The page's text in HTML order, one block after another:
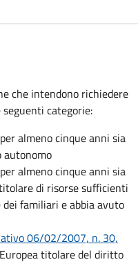
che intendono richiedere
categorie:
almeno cinque anni sia
autonomo
almeno cinque anni sia
di risorse sufficienti
familiari e abbia avuto
06/02/2007, n. 30,
titolare del diritto